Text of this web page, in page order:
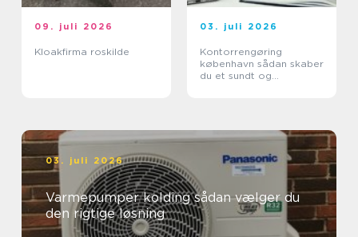
09. juli 2026
Kloakfirma roskilde
03. juli 2026
Kontorrengøring
københavn sådan skaber
du et sundt og
03. juli 2026
Varmepumper kolding sådan vælger du
den rigtige løsning